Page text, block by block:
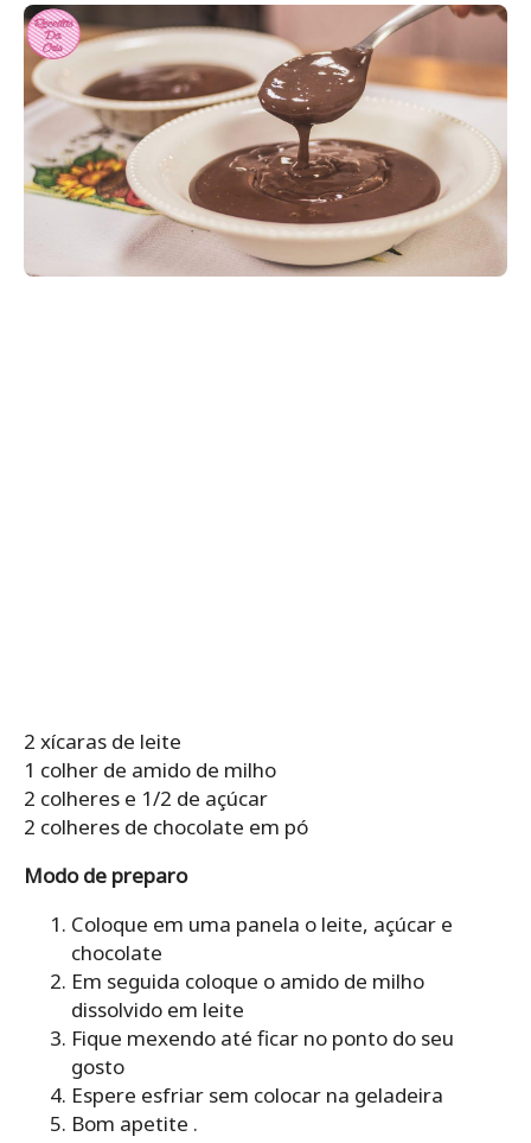
2 xícaras de leite
1 colher de amido de milho
2 colheres e 1/2 de açúcar
2 colheres de chocolate em pó
Modo de preparo
Coloque em uma panela o leite, açúcar e
chocolate
Em seguida coloque o amido de milho
dissolvido em leite
Fique mexendo até ficar no ponto do seu
gosto
Espere esfriar sem colocar na geladeira
Bom apetite .